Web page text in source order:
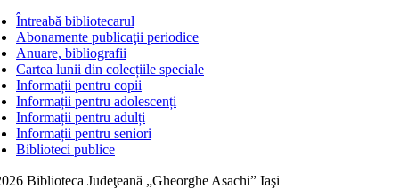
Întreabă bibliotecarul
Abonamente publicaţii periodice
Anuare, bibliografii
Cartea lunii din colecțiile speciale
Informații pentru copii
Informații pentru adolescenți
Informații pentru adulți
Informații pentru seniori
Biblioteci publice
Biblioteca Judeţeană „Gheorghe Asachi” Iaşi